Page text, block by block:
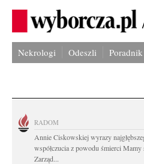
Nekrologi Odeszli
RADOM
Annie Ciskowskiej wyrazy
współczucia z powodu śmierci Mamy
Zarząd...